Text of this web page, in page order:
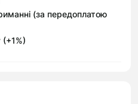
(за передоплатою